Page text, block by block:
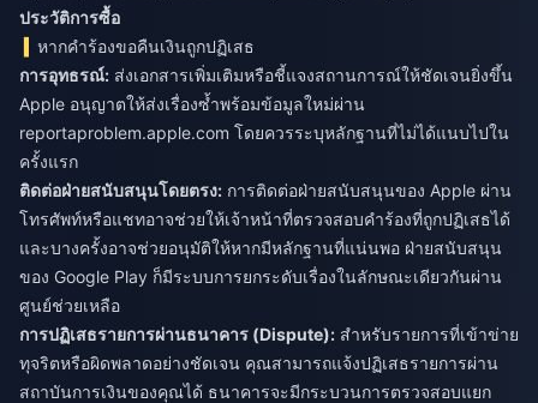
ประวัติการซื้อ
หากคำร้องขอคืนเงินถูกปฏิเสธ
การอุทธรณ์: ส่งเอกสารเพิ่มเติมหรือชี้แจงสถานการณ์ให้ชัดเจนยิ่งขึ้น
Apple อนุญาตให้ส่งเรื่องซ้ำพร้อมข้อมูลใหม่ผ่าน
reportaproblem.apple.com โดยควรระบุหลักฐานที่ไม่ได้แนบไปใน
ครั้งแรก
ติดต่อฝ่ายสนับสนุนโดยตรง: การติดต่อฝ่ายสนับสนุนของ Apple ผ่าน
โทรศัพท์หรือแชทอาจช่วยให้เจ้าหน้าที่ตรวจสอบคำร้องที่ถูกปฏิเสธได้
และบางครั้งอาจช่วยอนุมัติให้หากมีหลักฐานที่แน่นพอ ฝ่ายสนับสนุน
ของ Google Play ก็มีระบบการยกระดับเรื่องในลักษณะเดียวกันผ่าน
ศูนย์ช่วยเหลือ
การปฏิเสธรายการผ่านธนาคาร (Dispute): สำหรับรายการที่เข้าข่าย
ทุจริตหรือผิดพลาดอย่างชัดเจน คุณสามารถแจ้งปฏิเสธรายการผ่าน
สถาบันการเงินของคุณได้ ธนาคารจะมีกระบวนการตรวจสอบแยก